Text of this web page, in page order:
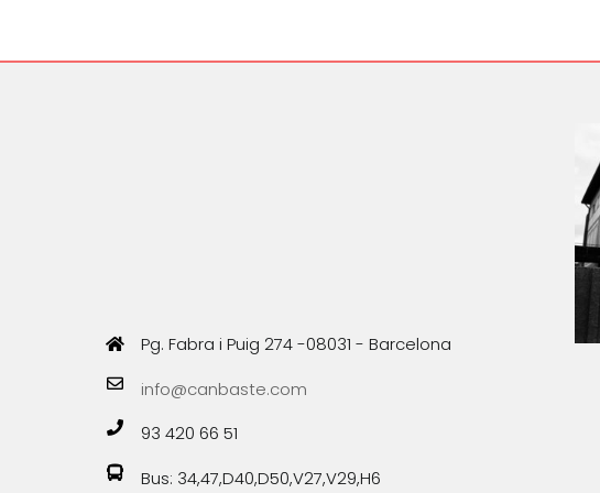
Pg. Fabra i Puig 274 -08031 - Barcelona
info@canbaste.com
93 420 66 51
Bus: 34,47,D40,D50,V27,V29,H6